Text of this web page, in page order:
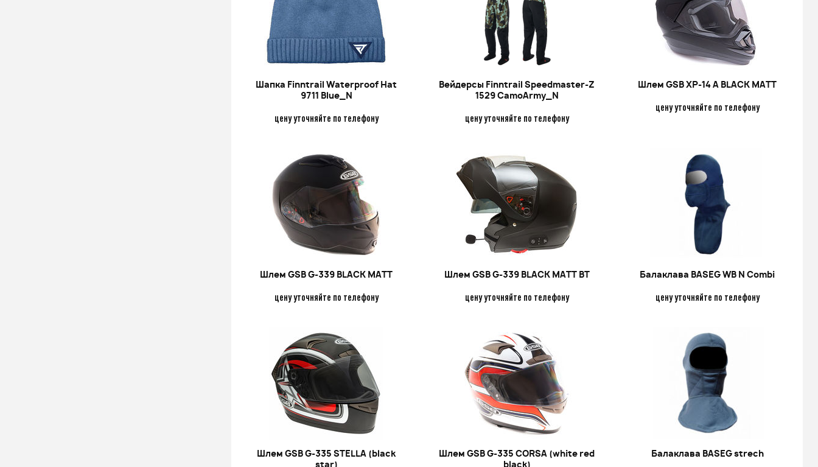
Шапка Finntrail Waterproof Hat
9711 Blue_N
цену уточняйте по телефону
Вейдерсы Finntrail Speedmaster-Z
1529 CamoArmy_N
цену уточняйте по телефону
Шлем GSB XP-14 A BLACK MATT
цену уточняйте по телефону
Шлем GSB G-339 BLACK MATT
цену уточняйте по телефону
Шлем GSB G-339 BLACK MATT BT
цену уточняйте по телефону
Балаклава BASEG WB N Combi
цену уточняйте по телефону
Шлем GSB G-335 STELLA (black
star)
Шлем GSB G-335 CORSA (white red
black)
Балаклава BASEG strech